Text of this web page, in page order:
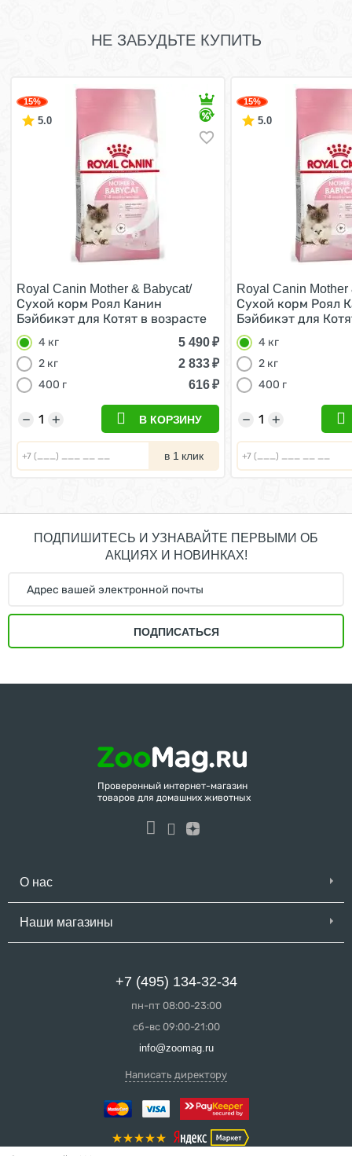
НЕ ЗАБУДЬТЕ КУПИТЬ
15%
5.0
Royal Canin Mother & Babycat/
Сухой корм Роял Канин
Бэйбикэт для Котят в возрасте
от 1 до 4 месяцев 4 кг
4 кг 5 490₽
2 кг
2 833₽
400 г
616₽
+
− В КОРЗИНУ
в 1 клик
15%
5.0
Royal Canin Mother
Сухой корм Роял
Бэйбикэт для
от 1 до 4 месяцев
4 кг
2 кг
400 г
+
−
ПОДПИШИТЕСЬ И УЗНАВАЙТЕ ПЕРВЫМИ ОБ
АКЦИЯХ И НОВИНКАХ!
ПОДПИСАТЬСЯ
Проверенный интернет-магазин
товаров для домашних животных
О нас
Наши магазины
+7 (495) 134-32-34
пн-пт 08:00-23:00
сб-вс 09:00-21:00
info@zoomag.ru
Написать директору